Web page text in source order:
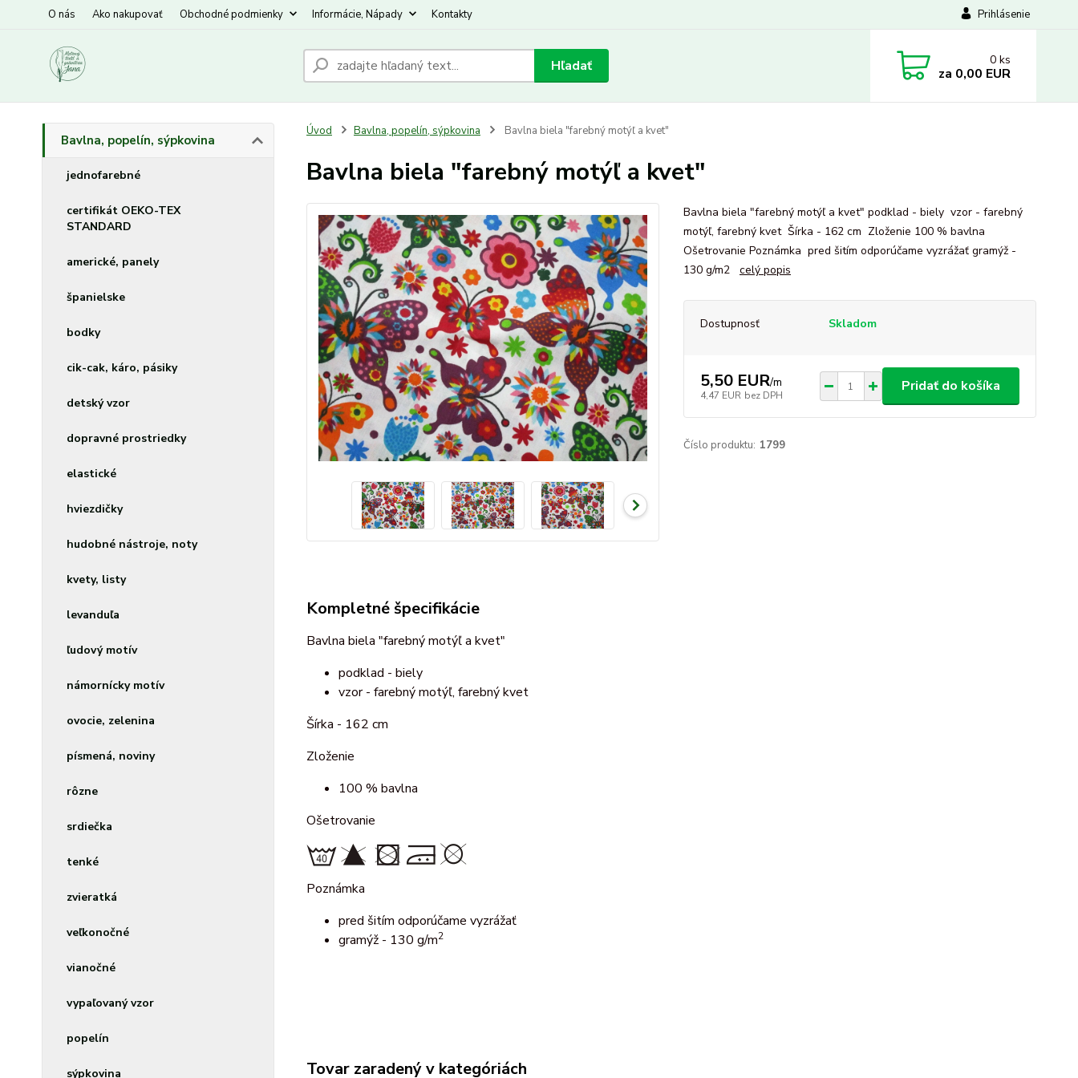
O nás Ako nakupovať Obchodné podmienky Informácie, Nápady Kontakty Prihlásenie
Hľadať 0 ks
za 0,00 EUR
Bavlna, popelín, sýpkovina
jednofarebné
certifikát OEKO-TEX
STANDARD
americké, panely
španielske
bodky
cik-cak, káro, pásiky
detský vzor
dopravné prostriedky
elastické
hviezdičky
hudobné nástroje, noty
kvety, listy
levanduľa
ľudový motív
námornícky motív
ovocie, zelenina
písmená, noviny
rôzne
srdiečka
tenké
zvieratká
veľkonočné
vianočné
vypaľovaný vzor
popelín
sýpkovina
Úvod Bavlna, popelín, sýpkovina Bavlna biela "farebný motýľ a kvet"
Bavlna biela "farebný motýľ a kvet"
Bavlna biela "farebný motýľ a kvet" podklad - biely vzor - farebný
motýľ, farebný kvet Šírka - 162 cm Zloženie 100 % bavlna
Ošetrovanie Poznámka pred šitím odporúčame vyzrážať gramýž -
130 g/m2 celý popis
Dostupnosť Skladom
5,50 EUR/m
4,47 EUR bez DPH
Pridať do košíka
Číslo produktu: 1799
Kompletné špecifikácie
Bavlna biela "farebný motýľ a kvet"
podklad - biely
vzor - farebný motýľ, farebný kvet
Šírka - 162 cm
Zloženie
100 % bavlna
Ošetrovanie
Poznámka
pred šitím odporúčame vyzrážať
gramýž - 130 g/m2
Tovar zaradený v kategóriách